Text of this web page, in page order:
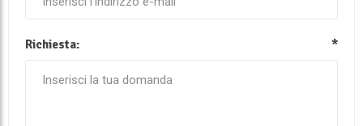
Richiesta: *